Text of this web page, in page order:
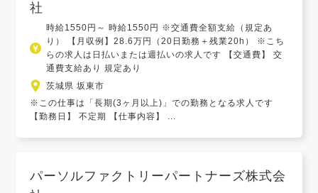
社
時給1550円～ 時給1550円 ※交通費全額支給（規定あ
り） 【月収例】28.6万円（20日勤務＋残業20h） ※こち
らの求人は日払いまたは週払いの求人です 【交通費】 交
通費支給あり 規定あり
茨城県 坂東市
※この仕事は「長期(3ヶ月以上)」での勤務となる求人です
【勤務日】 不定期 【仕事内容】 ...
パーソルファクトリーパートナーズ株式会